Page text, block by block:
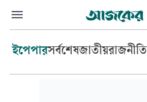
ইপেপারসর্বশেষজাতীয়রাজনীতি